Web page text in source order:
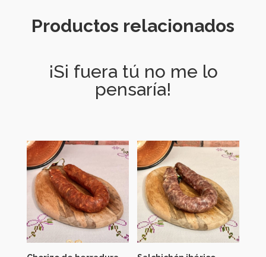
Productos relacionados
¡Si fuera tú no me lo
pensaría!